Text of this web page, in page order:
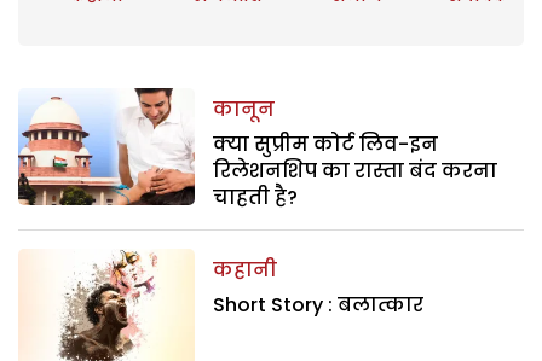
कानून
क्या सुप्रीम कोर्ट लिव-इन
रिलेशनशिप का रास्ता बंद करना
चाहती है?
कहानी
Short Story : बलात्कार